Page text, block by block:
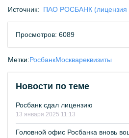
Источник: ПАО РОСБАНК
Просмотров: 6089
Метки:РосбанкМосквареквизиты
Новости по теме
Росбанк сдал лицензию
13 января 2025 11:13
Головной офис Росбанка вновь